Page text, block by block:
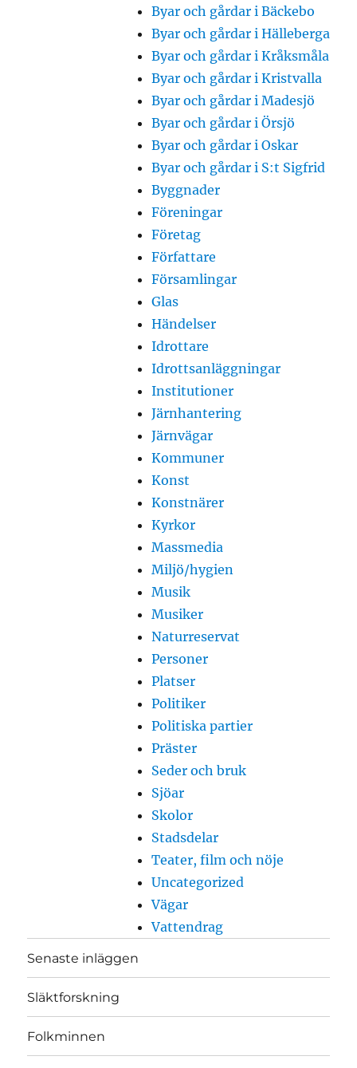
Byar och gårdar i Bäckebo
Byar och gårdar i Hälleberga
Byar och gårdar i Kråksmåla
Byar och gårdar i Kristvalla
Byar och gårdar i Madesjö
Byar och gårdar i Örsjö
Byar och gårdar i Oskar
Byar och gårdar i S:t Sigfrid
Byggnader
Föreningar
Företag
Författare
Församlingar
Glas
Händelser
Idrottare
Idrottsanläggningar
Institutioner
Järnhantering
Järnvägar
Kommuner
Konst
Konstnärer
Kyrkor
Massmedia
Miljö/hygien
Musik
Musiker
Naturreservat
Personer
Platser
Politiker
Politiska partier
Präster
Seder och bruk
Sjöar
Skolor
Stadsdelar
Teater, film och nöje
Uncategorized
Vägar
Vattendrag
Senaste inläggen
Släktforskning
Folkminnen